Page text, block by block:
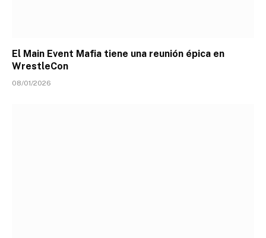
El Main Event Mafia tiene una reunión épica en
WrestleCon
08/01/2026